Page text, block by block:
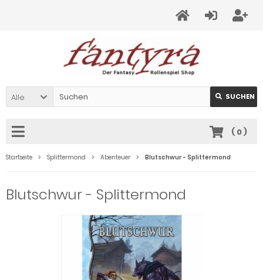
Alle SUCHEN
( 0)
Startseite Splittermond Abenteuer Blutschwur - Splittermond
Blutschwur - Splittermond